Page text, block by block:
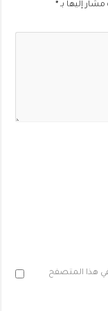
مشار إليها بـ*
في هذا المتصفح